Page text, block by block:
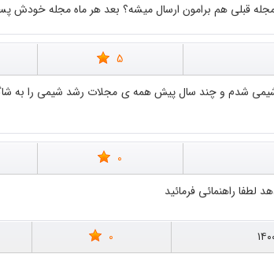
قبلی هم برامون ارسال میشه؟ بعد هر ماه مجله
5
شدم و چند سال پیش همه ی مجلات رشد شیمی را به
0
لطفا راهنمائی فرمائید
۲۰ 0